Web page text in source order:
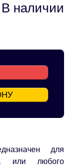
В наличии
для
или любого